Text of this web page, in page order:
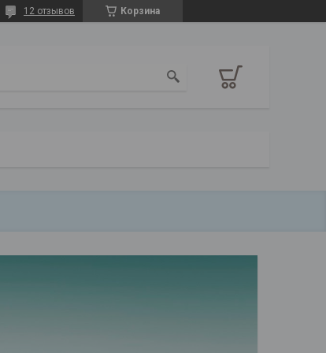
Корзина
12 отзывов